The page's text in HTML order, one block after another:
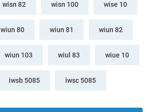
wisn 82 wisn 100 wise 10
wiun 80 wiun 81 wiun 82
wiun 103 wiul 83 wiue 10
iwsb 5085 iwsc 5085